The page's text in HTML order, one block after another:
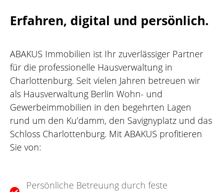
Erfahren, digital und persönlich.
ABAKUS Immobilien ist Ihr zuverlässiger Partner
für die professionelle Hausverwaltung in
Charlottenburg. Seit vielen Jahren betreuen wir
als Hausverwaltung Berlin Wohn- und
Gewerbeimmobilien in den begehrten Lagen
rund um den Ku’damm, den Savignyplatz und das
Schloss Charlottenburg. Mit ABAKUS profitieren
Sie von:
Persönliche Betreuung durch feste